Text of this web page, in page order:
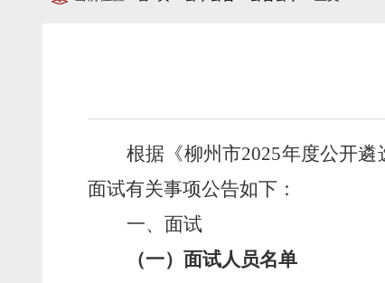
根据《柳州市2025年度公开遴
面试有关事项公告如下：
一、面试
（一）面试人员名单